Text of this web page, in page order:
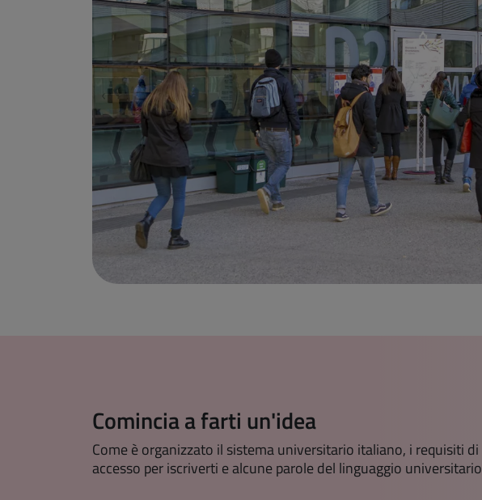
Comincia a farti un'idea
Come è organizzato il sistema universitario italiano, i requisiti di
accesso per iscriverti e alcune parole del linguaggio universitario